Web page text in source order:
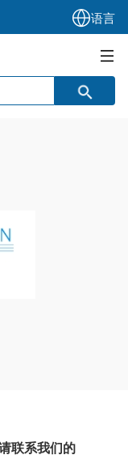
语言
联系我们的